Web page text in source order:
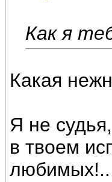
Как я
Какая
Я не
в твоем